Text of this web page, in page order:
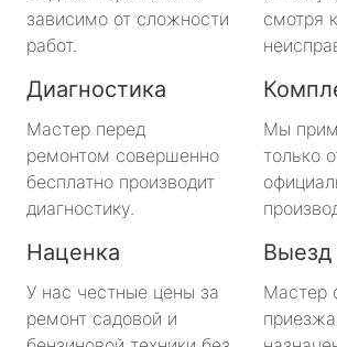
зависимо от сложности
работ.
смотря
Диагностика
Мастер перед
ремонтом совершенно
бесплатно производит
диагностику.
Мы
только
Наценка
У нас честные цены за
ремонт садовой и
Выезд
Мастер